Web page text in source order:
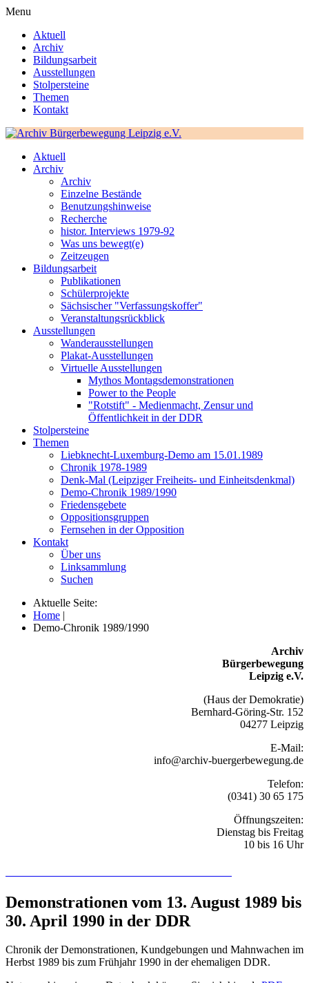
Menu
Aktuell
Archiv
Bildungsarbeit
Ausstellungen
Stolpersteine
Themen
Kontakt
Aktuell
Archiv
Archiv
Einzelne Bestände
Benutzungshinweise
Recherche
histor. Interviews 1979-92
Was uns bewegt(e)
Zeitzeugen
Bildungsarbeit
Publikationen
Schülerprojekte
Sächsischer "Verfassungskoffer"
Veranstaltungsrückblick
Ausstellungen
Wanderausstellungen
Plakat-Ausstellungen
Virtuelle Ausstellungen
Mythos Montagsdemonstrationen
Power to the People
"Rotstift" - Medienmacht, Zensur und
Öffentlichkeit in der DDR
Stolpersteine
Themen
Liebknecht-Luxemburg-Demo am 15.01.1989
Chronik 1978-1989
Denk-Mal (Leipziger Freiheits- und Einheitsdenkmal)
Demo-Chronik 1989/1990
Friedensgebete
Oppositionsgruppen
Fernsehen in der Opposition
Kontakt
Über uns
Linksammlung
Suchen
Aktuelle Seite:
Home |
Demo-Chronik 1989/1990
Archiv
Bürgerbewegung
Leipzig e.V.
(Haus der Demokratie)
Bernhard-Göring-Str. 152
04277 Leipzig
E-Mail:
info@archiv-buergerbewegung.de
Telefon:
(0341) 30 65 175
Öffnungszeiten:
Dienstag bis Freitag
10 bis 16 Uhr
Demonstrationen vom 13. August 1989 bis
30. April 1990 in der DDR
Chronik der Demonstrationen, Kundgebungen und Mahnwachen im
Herbst 1989 bis zum Frühjahr 1990 in der ehemaligen DDR.